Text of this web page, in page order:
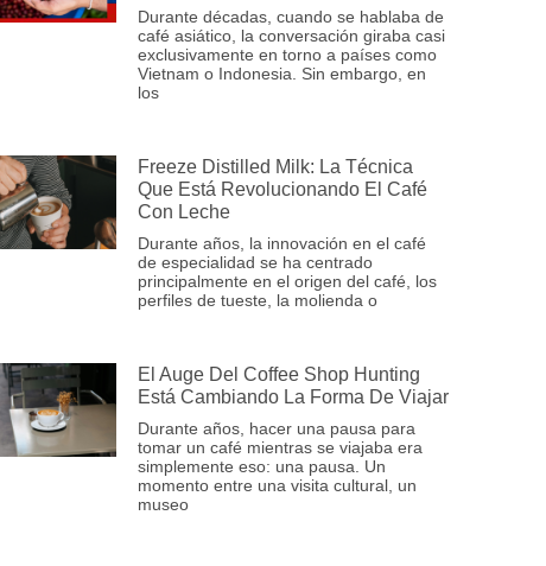
Durante décadas, cuando se hablaba de
café asiático, la conversación giraba casi
exclusivamente en torno a países como
Vietnam o Indonesia. Sin embargo, en
los
Freeze Distilled Milk: La Técnica
Que Está Revolucionando El Café
Con Leche
Durante años, la innovación en el café
de especialidad se ha centrado
principalmente en el origen del café, los
perfiles de tueste, la molienda o
El Auge Del Coffee Shop Hunting
Está Cambiando La Forma De Viajar
Durante años, hacer una pausa para
tomar un café mientras se viajaba era
simplemente eso: una pausa. Un
momento entre una visita cultural, un
museo